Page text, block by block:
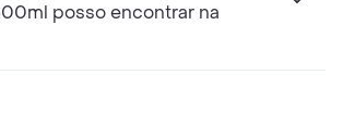
posso encontrar na